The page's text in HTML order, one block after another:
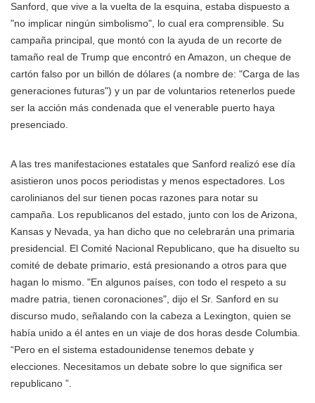
Sanford, que vive a la vuelta de la esquina, estaba dispuesto a
"no implicar ningún simbolismo", lo cual era comprensible. Su
campaña principal, que montó con la ayuda de un recorte de
tamaño real de Trump que encontró en Amazon, un cheque de
cartón falso por un billón de dólares (a nombre de: "Carga de las
generaciones futuras") y un par de voluntarios retenerlos puede
ser la acción más condenada que el venerable puerto haya
presenciado.
A las tres manifestaciones estatales que Sanford realizó ese día
asistieron unos pocos periodistas y menos espectadores. Los
carolinianos del sur tienen pocas razones para notar su
campaña. Los republicanos del estado, junto con los de Arizona,
Kansas y Nevada, ya han dicho que no celebrarán una primaria
presidencial. El Comité Nacional Republicano, que ha disuelto su
comité de debate primario, está presionando a otros para que
hagan lo mismo. "En algunos países, con todo el respeto a su
madre patria, tienen coronaciones", dijo el Sr. Sanford en su
discurso mudo, señalando con la cabeza a Lexington, quien se
había unido a él antes en un viaje de dos horas desde Columbia.
“Pero en el sistema estadounidense tenemos debate y
elecciones. Necesitamos un debate sobre lo que significa ser
republicano ”.